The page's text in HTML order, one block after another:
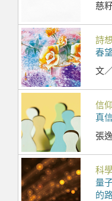
慈
詩
春
文
信
真
張
科
量
的